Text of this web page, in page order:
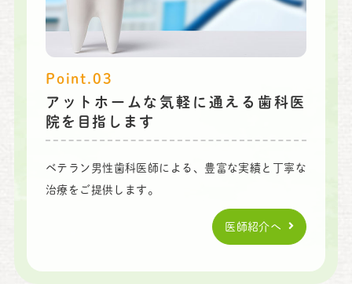
Point.03
アットホームな気軽に通える歯科医
院を目指します
ベテラン男性歯科医師による、豊富な実績と丁寧な
治療をご提供します。
医師紹介へ